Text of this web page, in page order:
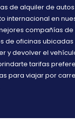
de alquiler de
internacional en
compañías de
de oficinas
y devolver el
tarifas
para viajar por